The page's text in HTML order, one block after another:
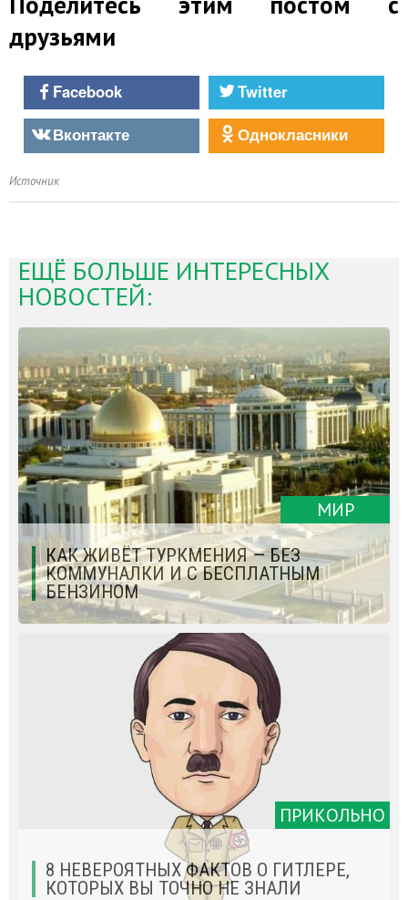
друзьями
Facebook
Twitter
Вконтакте
Однокласники
Источник
ЕЩЁ БОЛЬШЕ ИНТЕРЕСНЫХ
НОВОСТЕЙ:
МИР
КАК ЖИВЁТ ТУРКМЕНИЯ — БЕЗ
КОММУНАЛКИ И C БЕСПЛАТНЫМ
БЕНЗИНОМ
ПРИКОЛЬНО
8 НЕВЕРОЯТНЫХ ФАКТОВ О ГИТЛЕРЕ,
КОТОРЫХ ВЫ ТОЧНО НЕ ЗНАЛИ